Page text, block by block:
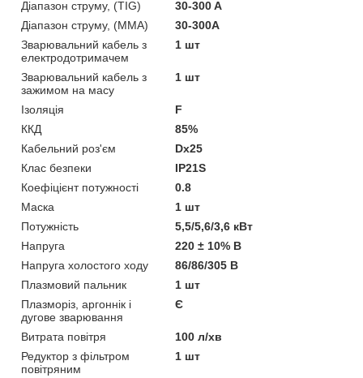
Діапазон струму, (TIG)
30-300 A
Діапазон струму, (ММА)
30-300А
Зварювальний кабель з
електродотримачем
1 шт
Зварювальний кабель з
зажимом на масу
1 шт
Ізоляція
F
ККД
85%
Кабельний роз'єм
Dx25
Клас безпеки
IP21S
Коефіцієнт потужності
0.8
Маска
1 шт
Потужність
5,5/5,6/3,6 кВт
Напруга
220 ± 10% В
Напруга холостого ходу
86/86/305 В
Плазмовий пальник
1 шт
Плазморіз, аргоннік і
дугове зварювання
Є
Витрата повітря
100 л/хв
Редуктор з фільтром
повітряним
1 шт